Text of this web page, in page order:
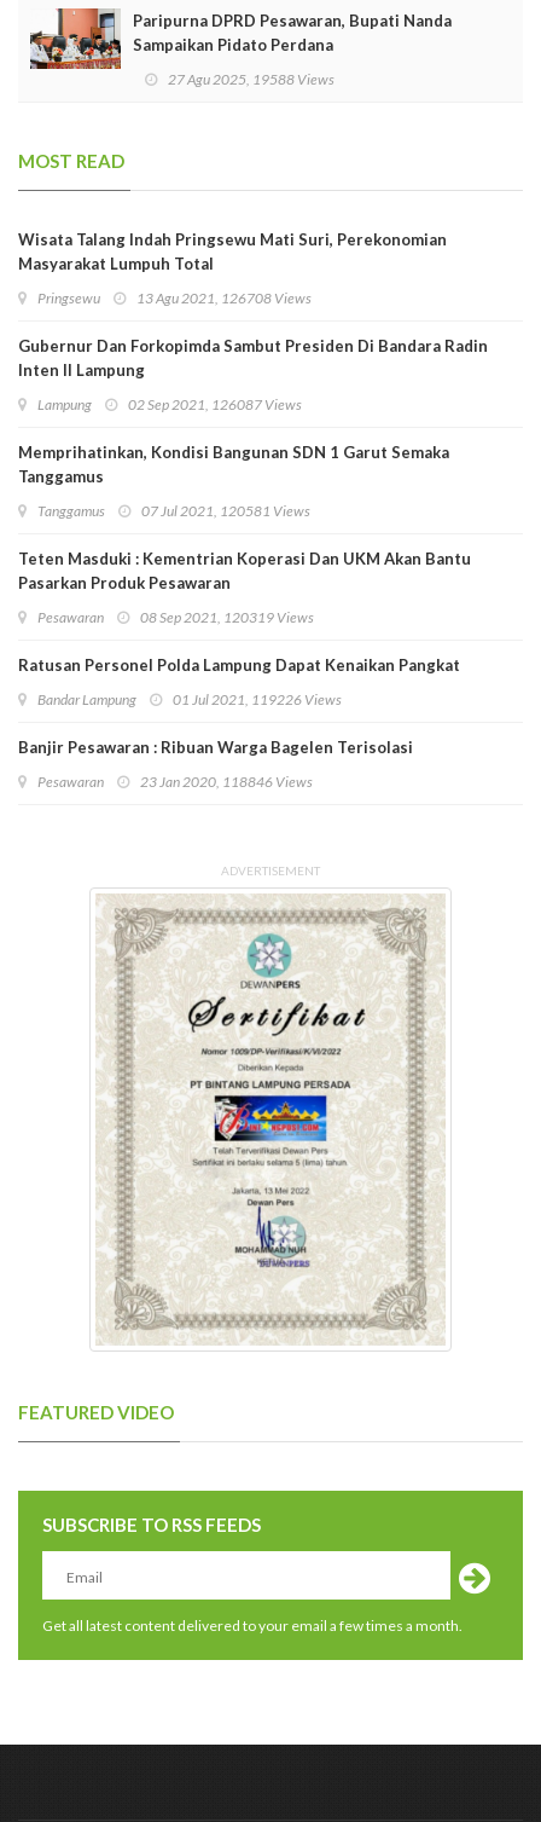
Paripurna DPRD Pesawaran, Bupati Nanda
Sampaikan Pidato Perdana
27 Agu 2025, 19588 Views
MOST READ
Wisata Talang Indah Pringsewu Mati Suri, Perekonomian
Masyarakat Lumpuh Total
Pringsewu 13 Agu 2021, 126708 Views
Gubernur Dan Forkopimda Sambut Presiden Di Bandara Radin
Inten II Lampung
Lampung 02 Sep 2021, 126087 Views
Memprihatinkan, Kondisi Bangunan SDN 1 Garut Semaka
Tanggamus
Tanggamus 07 Jul 2021, 120581 Views
Teten Masduki : Kementrian Koperasi Dan UKM Akan Bantu
Pasarkan Produk Pesawaran
Pesawaran 08 Sep 2021, 120319 Views
Ratusan Personel Polda Lampung Dapat Kenaikan Pangkat
Bandar Lampung 01 Jul 2021, 119226 Views
Banjir Pesawaran : Ribuan Warga Bagelen Terisolasi
Pesawaran 23 Jan 2020, 118846 Views
ADVERTISEMENT
FEATURED VIDEO
SUBSCRIBE TO RSS FEEDS
Get all latest content delivered to your email a few times a month.